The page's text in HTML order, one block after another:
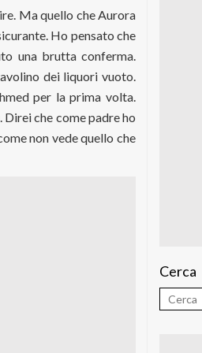
Ma quello che Aurora
Ho pensato che
una brutta conferma.
dei liquori vuoto.
per la prima volta.
Direi che come padre ho
non vede quello che
Cerca